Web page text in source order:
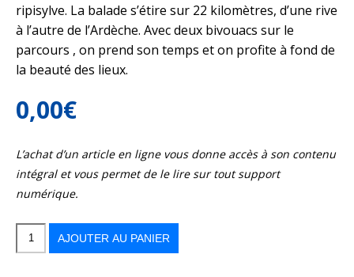
ripisylve. La balade s’étire sur 22 kilomètres, d’une rive
à l’autre de l’Ardèche. Avec deux bivouacs sur le
parcours , on prend son temps et on profite à fond de
la beauté des lieux.
0,00€
L’achat d’un article en ligne vous donne accès à son contenu
intégral et vous permet de le lire sur tout support
numérique.
quantité
côté
AJOUTER AU PANIER